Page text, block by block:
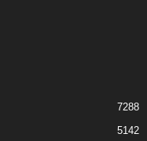
7288
5142